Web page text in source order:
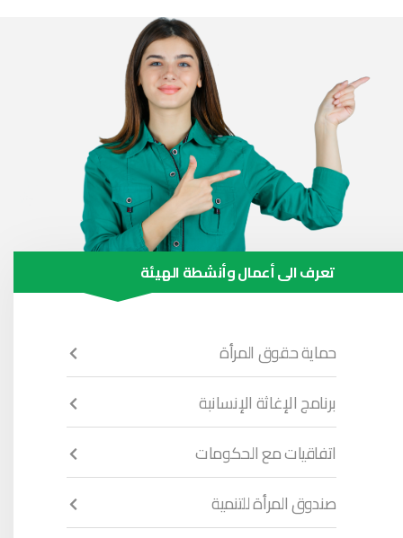
تعرف الى أعمال وأنشطة الهيئة
حماية حقوق المرأة
برنامج الإغاثة الإنسانبة
اتفاقيات مع الحكومات
صندوق المرأة للتنمية